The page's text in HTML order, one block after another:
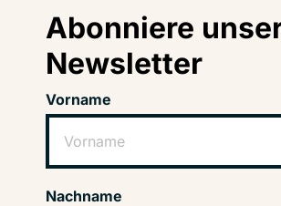
Abonniere
Newsletter
Vorname
Nachname